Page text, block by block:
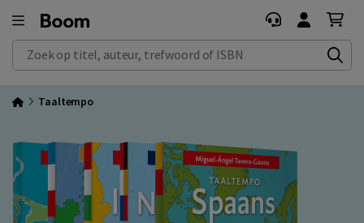
Zoek op titel, auteur, trefwoord of ISBN
Taaltempo